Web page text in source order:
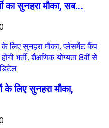
का सुनहरा मौका, सब...
के लिए सुनहरा मौका,